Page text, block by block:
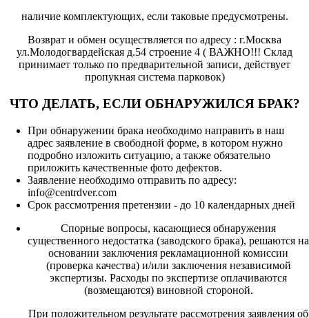
наличие комплектующих, если таковые предусмотрены.
Возврат и обмен осуществляется по адресу : г.Москва
ул.Молодогвардейская д.54 строение 4 ( ВАЖНО!!! Склад
принимает только по предварительной записи, действует
пропукная система парковок)
ЧТО ДЕЛАТЬ, ЕСЛИ ОБНАРУЖИЛСЯ БРАК?
При обнаружении брака необходимо направить в наш
адрес заявление в свободной форме, в котором нужно
подробно изложить ситуацию, а также обязательно
приложить качественные фото дефектов.
Заявление необходимо отправить по адресу:
info@centrdver.com
Срок рассмотрения претензии - до 10 календарных дней
Спорные вопросы, касающиеся обнаружения
существенного недостатка (заводского брака), решаются на
основании заключения рекламационной комиссии
(проверка качества) и/или заключения независимой
экспертизы. Расходы по экспертизе оплачиваются
(возмещаются) виновной стороной.
При положительном результате рассмотрения заявления об